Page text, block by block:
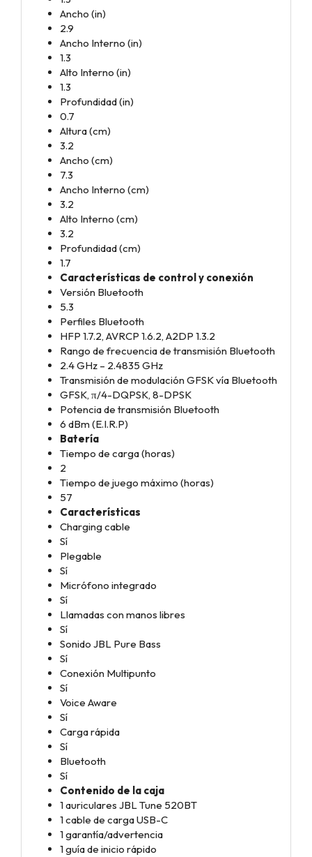
Ancho (in)
2.9
Ancho Interno (in)
1.3
Alto Interno (in)
1.3
Profundidad (in)
0.7
Altura (cm)
3.2
Ancho (cm)
7.3
Ancho Interno (cm)
3.2
Alto Interno (cm)
3.2
Profundidad (cm)
1.7
Características de control y conexión
Versión Bluetooth
5.3
Perfiles Bluetooth
HFP 1.7.2, AVRCP 1.6.2, A2DP 1.3.2
Rango de frecuencia de transmisión Bluetooth
2.4 GHz – 2.4835 GHz
Transmisión de modulación GFSK vía Bluetooth
GFSK, π/4-DQPSK, 8-DPSK
Potencia de transmisión Bluetooth
6 dBm (E.I.R.P)
Batería
Tiempo de carga (horas)
2
Tiempo de juego máximo (horas)
57
Características
Charging cable
Sí
Plegable
Sí
Micrófono integrado
Sí
Llamadas con manos libres
Sí
Sonido JBL Pure Bass
Sí
Conexión Multipunto
Sí
Voice Aware
Sí
Carga rápida
Sí
Bluetooth
Sí
Contenido de la caja
1 auriculares JBL Tune 520BT
1 cable de carga USB-C
1 garantía/advertencia
1 guía de inicio rápido